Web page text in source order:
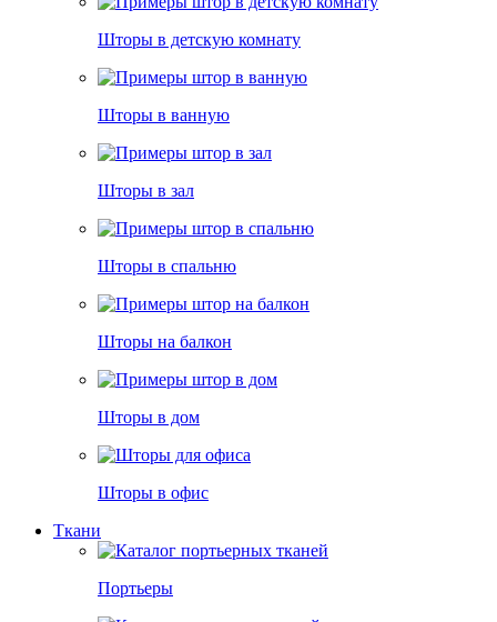
Шторы в детскую комнату
Шторы в ванную
Шторы в зал
Шторы в спальню
Шторы на балкон
Шторы в дом
Шторы в офис
Ткани
Портьеры